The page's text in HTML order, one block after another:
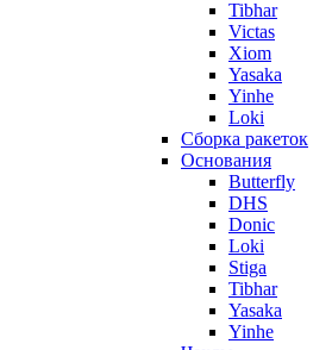
Tibhar
Victas
Xiom
Yasaka
Yinhe
Loki
Сборка ракеток
Основания
Butterfly
DHS
Donic
Loki
Stiga
Tibhar
Yasaka
Yinhe